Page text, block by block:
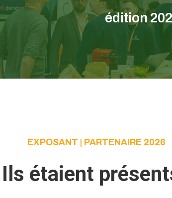
édition
EXPOSANT | PARTENAIRE 2026
Ils étaient